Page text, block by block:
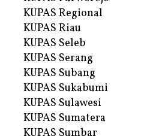
KUPAS Regional
KUPAS Riau
KUPAS Seleb
KUPAS Serang
KUPAS Subang
KUPAS Sukabumi
KUPAS Sulawesi
KUPAS Sumatera